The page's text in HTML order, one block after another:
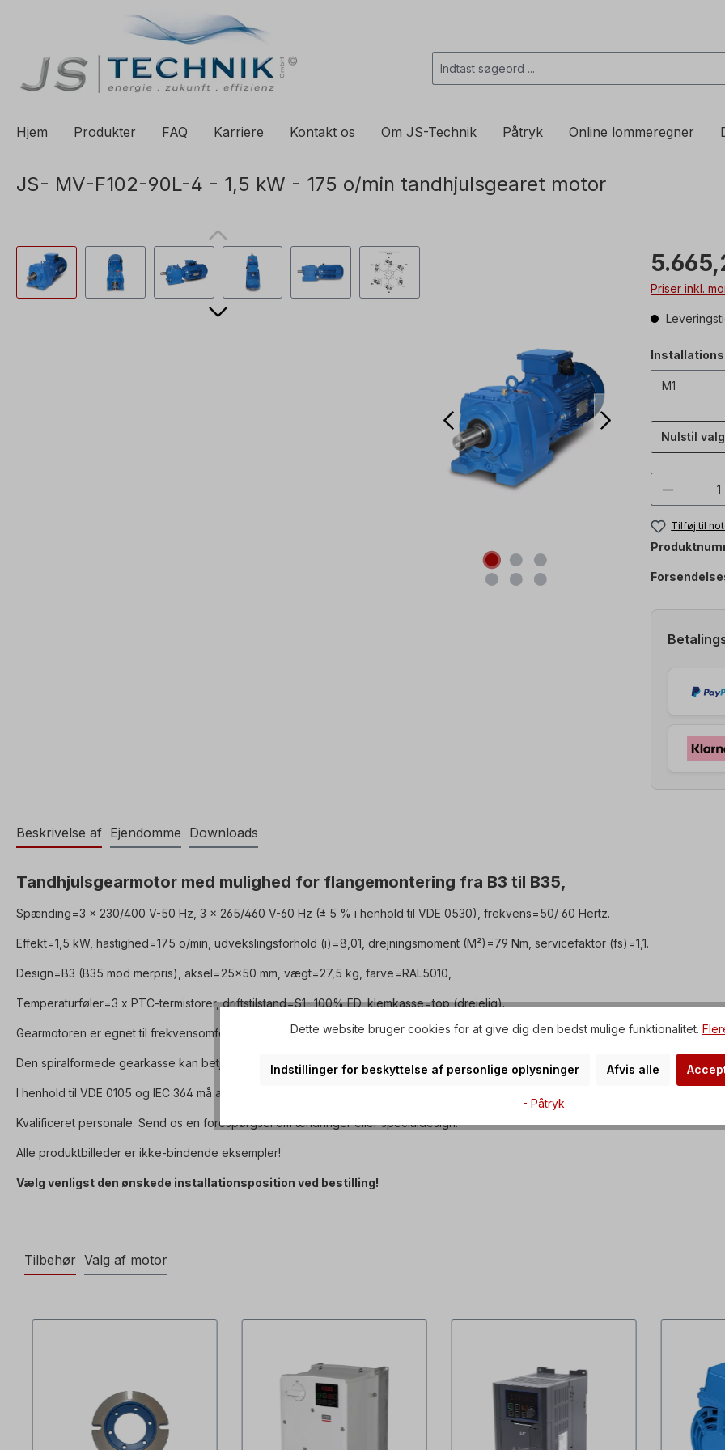
Spring til hovednavigation
Hjem Produkter FAQ Karriere Kontakt os Om JS-Technik Påtryk Online lommeregner
JS- MV-F102-90L-4 - 1,5 kW - 175 o/min tandhjulsgearet motor
Priser inkl.
Nulstil valg
Tilføj til
Beskrivelse af Ejendomme Downloads
Tandhjulsgearmotor med mulighed for flangemontering fra B3 til B35,
Spænding=3 x 230/400 V-50 Hz, 3 x 265/460 V-60 Hz (± 5 % i henhold til VDE 0530), frekvens=50/ 60 Hertz.
Effekt=1,5 kW, hastighed=175 o/min, udvekslingsforhold (i)=8,01, drejningsmoment (M²)=79 Nm, servicefaktor (fs)=1,1.
Design=B3 (B35 mod merpris), aksel=25x50 mm, vægt=27,5 kg, farve=RAL5010,
Temperaturføler=3 x PTC-termistorer, driftstilstand=S1- 100% ED, klemkasse=top (drejelig).
Gearmotoren er egnet til frekvensomformerdrift og overholder IEC 60034-30:2008.
Den spiralformede gearkasse kan betjenes i begge rotationsretninger og leveres med oliepåfyldning.
I henhold til VDE 0105 og IEC 364 må alt arbejde på det elektriske drev kun udføres af kvalificeret personale
Kvalificeret personale. Send os en forespørgsel om ændringer eller specialdesign.
Alle produktbilleder er ikke-bindende eksempler!
Vælg venligst den ønskede installationsposition ved bestilling!
Tilbehør Valg af motor
Dette website bruger cookies for at give dig den bedst mulige funktionalitet.
Indstillinger for beskyttelse af personlige oplysninger Afvis alle
- Påtryk